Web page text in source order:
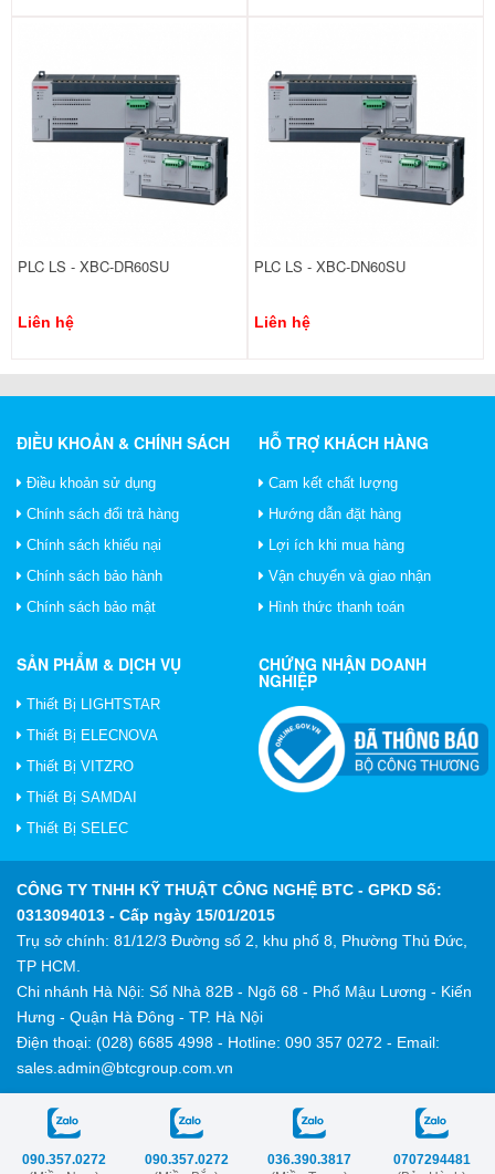
PLC LS - XBC-DR60SU
Liên hệ
PLC LS - XBC-DN60SU
Liên hệ
ĐIỀU KHOẢN & CHÍNH SÁCH
Điều khoản sử dụng
Chính sách đổi trả hàng
Chính sách khiếu nại
Chính sách bảo hành
Chính sách bảo mật
HỖ TRỢ KHÁCH HÀNG
Cam kết chất lượng
Hướng dẫn đặt hàng
Lợi ích khi mua hàng
Vận chuyển và giao nhận
Hình thức thanh toán
SẢN PHẨM & DỊCH VỤ
Thiết Bị LIGHTSTAR
Thiết Bị ELECNOVA
Thiết Bị VITZRO
Thiết Bị SAMDAI
Thiết Bị SELEC
CHỨNG NHẬN DOANH
NGHIỆP
CÔNG TY TNHH KỸ THUẬT CÔNG NGHỆ BTC - GPKD Số:
0313094013 - Cấp ngày 15/01/2015
Trụ sở chính: 81/12/3 Đường số 2, khu phố 8, Phường Thủ Đức,
TP HCM.
Chi nhánh Hà Nội: Số Nhà 82B - Ngõ 68 - Phố Mậu Lương - Kiến
Hưng - Quận Hà Đông - TP. Hà Nội
Điện thoại: (028) 6685 4998 - Hotline: 090 357 0272 - Email:
sales.admin@btcgroup.com.vn
090.357.0272
090.357.0272
036.390.3817
0707294481